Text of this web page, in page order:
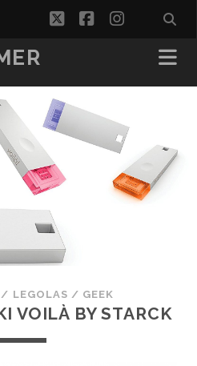
twitterfacebook
/ LEGOLAS / GEEK
VOILÀ BY STARCK